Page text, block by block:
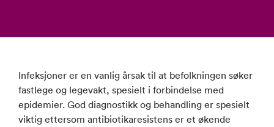
Infeksjoner er en vanlig årsak til at befolkningen søker
fastlege og legevakt, spesielt i forbindelse med
epidemier. God diagnostikk og behandling er spesielt
viktig ettersom antibiotikaresistens er et økende